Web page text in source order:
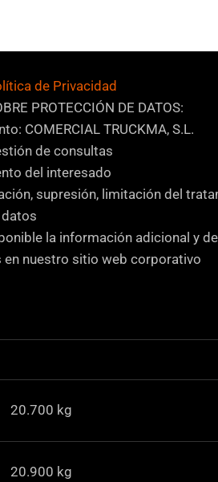
de Privacidad
PROTECCIÓN DE DATOS:
COMERCIAL TRUCKMA, S.L.
de consultas
del interesado
supresión, limitación del
la información adicional y
nuestro sitio web corporativo
20.700 kg
20.900 kg